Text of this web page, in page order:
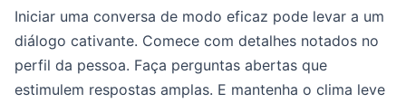
Iniciar uma conversa de modo eficaz pode levar a um
diálogo cativante. Comece com detalhes notados no
perfil da pessoa. Faça perguntas abertas que
estimulem respostas amplas. E mantenha o clima leve